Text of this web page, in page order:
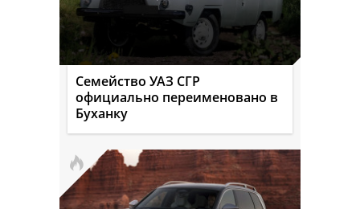
Семейство УАЗ СГР
официально переименовано в
Буханку